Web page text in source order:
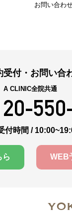
お問い合わ
受付・お問い合
A CLINIC全院共通
付時間 /
ら WEB